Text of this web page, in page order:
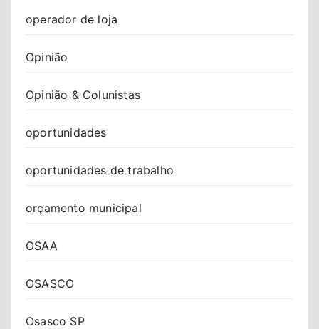
operador de loja
Opinião
Opinião & Colunistas
oportunidades
oportunidades de trabalho
orçamento municipal
OSAA
OSASCO
Osasco SP